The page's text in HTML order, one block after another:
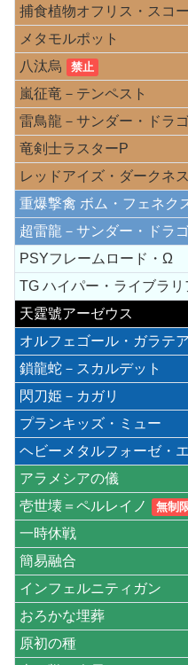
捕食植物オフリス・スコ
メタモルポット
八汰烏
禁止
嵐征竜－テンペスト
雷鳥龍－サンダー・ドラ
竜剣士ラスターP
レッドアイズ・ダークネ
重爆撃禽 ボム・フェネク
超雷龍－サンダー・ドラ
PSYフレームロード・Ω
TG ハイパー・ライブラリ
天霆號アーゼウス
オルフェゴール・ガラテア
鎖龍蛇－スカルデット
閃刀姫－カガリ
プランキッズ・ミュー
ヘビーメタルフォーゼ・
アラメシアの儀
壱世壊＝ペルレイノ
無制
一時休戦
簡易融合
インフェルニティガン
おろかな埋葬
原初の種